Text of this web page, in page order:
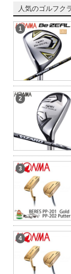
人気のゴルフク
1
2
3
4